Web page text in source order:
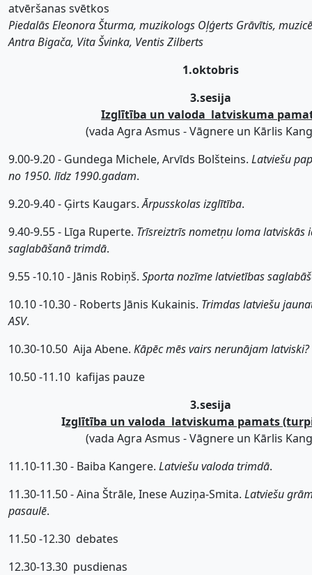
atvēršanas svētkos
Piedalās Eleonora Šturma, muzikologs Oļģerts Grāvītis,
Antra Bigača, Vita Švinka, Ventis Zilberts
1.oktobris
3.sesija
Izglītība un valoda  latviskuma
(vada Agra Asmus - Vāgnere un Kārlis
9.00-9.20 - Gundega Michele, Arvīds Bolšteins. Latviešu
no 1950. līdz 1990.gadam.
9.20-9.40 - Ģirts Kaugars.Ārpusskolas izglītība.
9.40-9.55 - Līga Ruperte. Trīsreiztrīs nometņu loma latviskās
saglabāšanā trimdā.
9.55 -10.10 - Jānis Robiņš. Sporta nozīme latvietības
10.10 -10.30 - Roberts Jānis Kukainis. Trimdas latviešu
ASV.
10.30-10.50  Aija Abene. Kāpēc mēs vairs nerunājam latviski?
10.50 -11.10  kafijas pauze
3.sesija
Izglītība un valoda  latviskuma pamats
(vada Agra Asmus - Vāgnere un Kārlis
11.10-11.30 - Baiba Kangere. Latviešu valoda trimdā.
11.30-11.50 - Aina Štrāle, Inese Auziņa-Smita. Latviešu
pasaulē.
11.50 -12.30  debates
12.30-13.30  pusdienas